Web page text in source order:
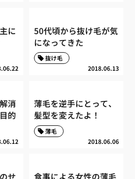
に
50代頃から抜け毛が気
になってきた
2018.06.13
抜け毛
消
的
薄毛を逆手にとって、
髪型を変えたよ！
2018.06.06
薄毛
せ 食事による女性の薄毛